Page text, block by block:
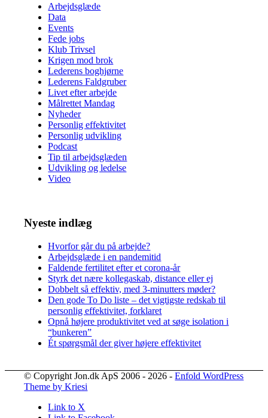
Arbejdsglæde
Data
Events
Fede jobs
Klub Trivsel
Krigen mod brok
Lederens boghjørne
Lederens Faldgruber
Livet efter arbejde
Målrettet Mandag
Nyheder
Personlig effektivitet
Personlig udvikling
Podcast
Tip til arbejdsglæden
Udvikling og ledelse
Video
Nyeste indlæg
Hvorfor går du på arbejde?
Arbejdsglæde i en pandemitid
Faldende fertilitet efter et corona-år
Styrk det nære kollegaskab, distance eller ej
Dobbelt så effektiv, med 3-minutters møder?
Den gode To Do liste – det vigtigste redskab til
personlig effektivitet, forklaret
Opnå højere produktivitet ved at søge isolation i
“bunkeren”
Ét spørgsmål der giver højere effektivitet
© Copyright Jon.dk ApS 2006 - 2026 -Enfold WordPress
Theme by Kriesi
Link to X